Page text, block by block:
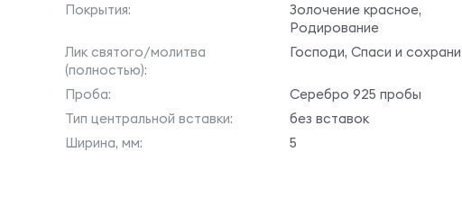
Покрытия:
Золочение красное,
Родирование
Лик святого/молитва
(полностью):
Господи, Спаси и
Проба:
Серебро 925 пробы
Тип центральной вставки:
без вставок
Ширина, мм:
5